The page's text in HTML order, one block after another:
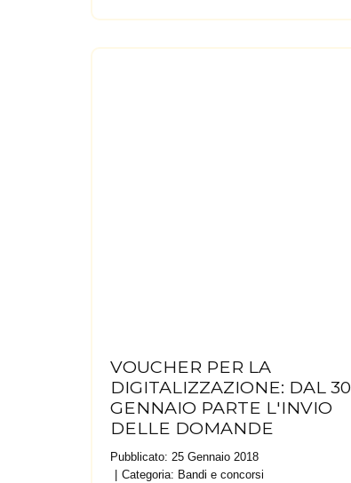
VOUCHER PER LA
DIGITALIZZAZIONE: DAL 30
GENNAIO PARTE L'INVIO
DELLE DOMANDE
Pubblicato: 25 Gennaio 2018
Categoria: Bandi e concorsi